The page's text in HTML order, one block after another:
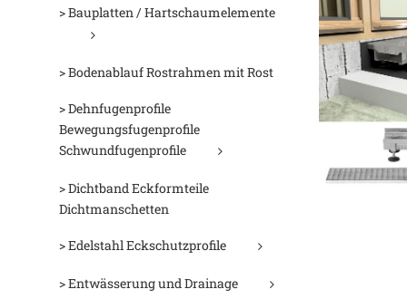
> Bauplatten / Hartschaumelemente
> Bodenablauf Rostrahmen mit Rost
> Dehnfugenprofile
Bewegungsfugenprofile
Schwundfugenprofile
> Dichtband Eckformteile
Dichtmanschetten
> Edelstahl Eckschutzprofile
> Entwässerung und Drainage